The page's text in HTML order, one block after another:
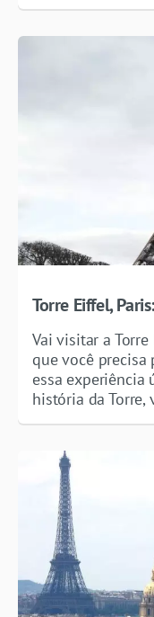
Torre Eiffel,
Vai visitar a
que você
essa experiência
história da